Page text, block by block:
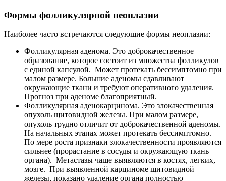
Формы фолликулярной неоплазии
Наиболее часто встречаются следующие формы неоплазии:
Фолликулярная аденома. Это доброкачественное
образование, которое состоит из множества фолликулов
с единой капсулой. Может протекать бессимптомно при
малом размере. Большие аденомы сдавливают
окружающие ткани и требуют оперативного удаления.
Прогноз при аденоме благоприятный.
Фолликулярная аденокарцинома. Это злокачественная
опухоль щитовидной железы. При малом размере,
опухоль трудно отличит от доброкачественной аденомы.
На начальных этапах может протекать бессимптомно.
По мере роста признаки злокачественности проявляются
сильнее (прорастание в сосуды и окружающую ткань
органа). Метастазы чаще выявляются в костях, легких,
мозге. При выявленной карциноме щитовидной
железы, показано удаление органа полностью